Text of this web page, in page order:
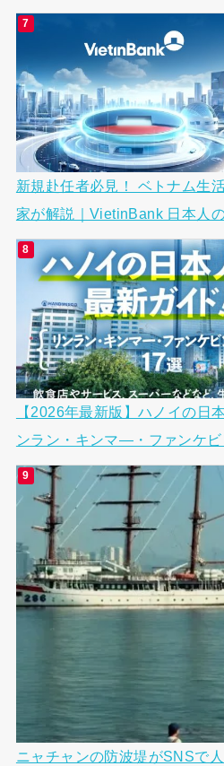
新規赴任者必見！ ベトナム生
家が解説｜VietinBank 日本人
【2026年最新版】ハノイの日
ンラン・キンマ―・ファンケ
ニャチャンの防波堤がSNSで